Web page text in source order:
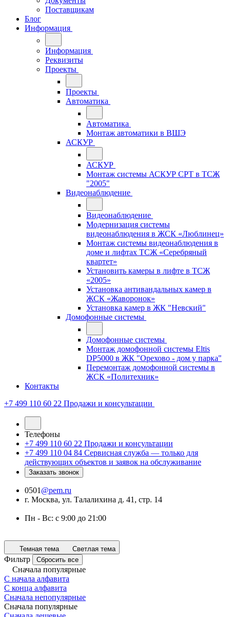
Поставщикам
Блог
Информация
Информация
Реквизиты
Проекты
Проекты
Автоматика
Автоматика
Монтаж автоматики в ВШЭ
АСКУР
АСКУР
Монтаж системы АСКУР СРТ в ТСЖ
"2005"
Видеонаблюдение
Видеонаблюдение
Модернизация системы
видеонаблюдения в ЖСК «Люблинец»
Монтаж системы видеонаблюдения в
доме и лифтах ТСЖ «Серебряный
квартет»
Установить камеры в лифте в ТСЖ
«2005»
Установка антивандальных камер в
ЖСК «Жаворонок»
Установка камер в ЖК "Невский"
Домофонные системы
Домофонные системы
Монтаж домофонной системы Eltis
DP5000 в ЖК "Орехово - дом у парка"
Перемонтаж домофонной системы в
ЖСК «Политехник»
Контакты
+7 499 110 60 22 Продажи и консультации
Телефоны
+7 499 110 60 22 Продажи и консультации
+7 499 110 04 84 Сервисная служба — только для
действующих объектов и заявок на обслуживание
Заказать звонок
0501 @pem.ru
г. Москва, ул. Талалихина д. 41, стр. 14
Пн - Вс: с 9:00 до 21:00
Темная тема Светлая тема
Фильтр Сбросить все
Сначала популярные
С начала алфавита
С конца алфавита
Сначала непопулярные
Сначала популярные